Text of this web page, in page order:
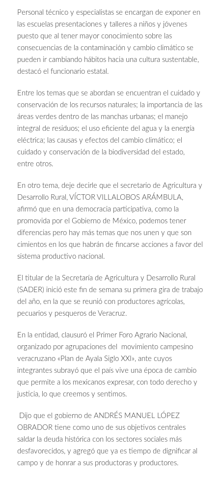
Personal técnico y especialistas se encargan de exponer en
las escuelas presentaciones y talleres a niños y jóvenes
puesto que al tener mayor conocimiento sobre las
consecuencias de la contaminación y cambio climático se
pueden ir cambiando hábitos hacia una cultura sustentable,
destacó el funcionario estatal.
Entre los temas que se abordan se encuentran el cuidado y
conservación de los recursos naturales; la importancia de las
áreas verdes dentro de las manchas urbanas; el manejo
integral de residuos; el uso eficiente del agua y la energía
eléctrica; las causas y efectos del cambio climático; el
cuidado y conservación de la biodiversidad del estado,
entre otros.
En otro tema, deje decirle que el secretario de Agricultura y
Desarrollo Rural, VÍCTOR VILLALOBOS ARÁMBULA,
afirmó que en una democracia participativa, como la
promovida por el Gobierno de México, podemos tener
diferencias pero hay más temas que nos unen y que son
cimientos en los que habrán de fincarse acciones a favor del
sistema productivo nacional.
El titular de la Secretaría de Agricultura y Desarrollo Rural
(SADER) inició este fin de semana su primera gira de trabajo
del año, en la que se reunió con productores agrícolas,
pecuarios y pesqueros de Veracruz.
En la entidad, clausuró el Primer Foro Agrario Nacional,
organizado por agrupaciones del movimiento campesino
veracruzano «Plan de Ayala Siglo XXI», ante cuyos
integrantes subrayó que el país vive una época de cambio
que permite a los mexicanos expresar, con todo derecho y
justicia, lo que creemos y sentimos.
Dijo que el gobierno de ANDRÉS MANUEL LÓPEZ
OBRADOR tiene como uno de sus objetivos centrales
saldar la deuda histórica con los sectores sociales más
desfavorecidos, y agregó que ya es tiempo de dignificar al
campo y de honrar a sus productoras y productores.